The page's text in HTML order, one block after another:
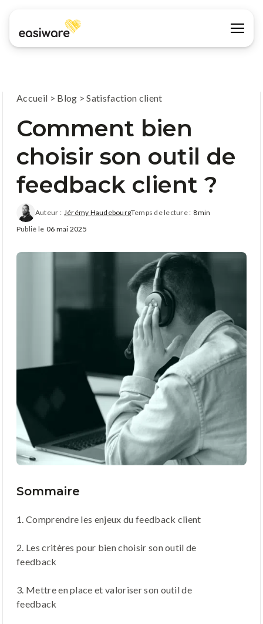
Accueil > Blog >Satisfaction client
Comment bien
choisir son outil de
feedback client ?
Auteur : Jérémy HaudebourgTemps de lecture : 8min
Publié le 06 mai 2025
Sommaire
1. Comprendre les enjeux du feedback client
2. Les critères pour bien choisir son outil de
feedback
3. Mettre en place et valoriser son outil de
feedback